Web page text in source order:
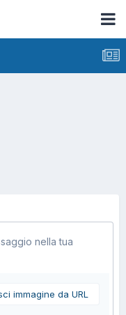
nella tua
immagine da URL